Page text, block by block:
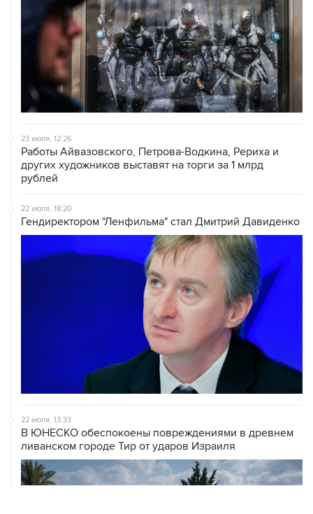
23 июля, 12:26
Работы Айвазовского, Петрова-Водкина, Рериха и
других художников выставят на торги за 1 млрд
рублей
22 июля, 18:20
Гендиректором "Ленфильма" стал Дмитрий Давиденко
22 июля, 13:33
В ЮНЕСКО обеспокоены повреждениями в древнем
ливанском городе Тир от ударов Израиля